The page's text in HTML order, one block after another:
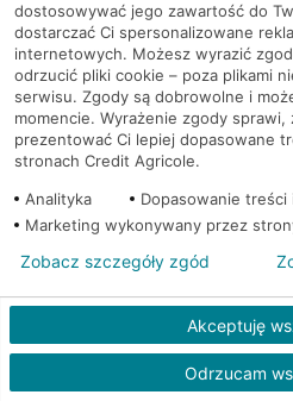
Warszawa, al. KEN 36
Warszawa, al. KEN 47 lok.
Warszawa, al. Komisji
Narodowej 36 lok.1
Warszawa, al. Komisji Edukacji
Narodowej 36 lok.1
Warszawa, al. Krakowska 102
Warszawa, al. Krakowska
dostosowywać jego zawartość do
dostarczać Ci spersonalizowane
internetowych. Możesz wyrazić
odrzucić pliki cookie – poza plikami
serwisu. Zgody są dobrowolne i
momencie. Wyrażenie zgody sprawi,
prezentować Ci lepiej dopasowane
stronach Credit Agricole.
Analityka
Dopasowanie
Marketing wykonywany przez
Akceptuję
Odrzucam
Zobacz szczegóły zgód